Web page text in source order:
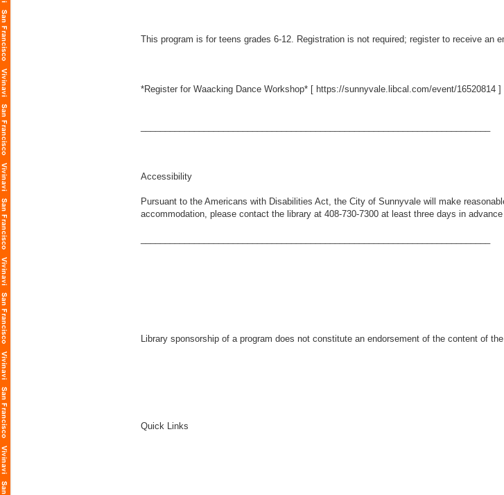
This program is for teens grades 6-12. Registration is not required; register to receive an
*Register for Waacking Dance Workshop* [ https://sunnyvale.libcal.com/event/16520814 ]
Accessibility
Pursuant to the Americans with Disabilities Act, the City of Sunnyvale will make
accommodation, please contact the library at 408-730-7300 at least three days in
Library sponsorship of a program does not constitute an endorsement of the content of
Quick Links